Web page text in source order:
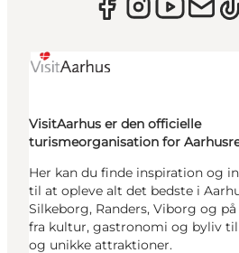
VisitAarhus er den officielle
turismeorganisation for
Her kan du finde inspiration og
til at opleve alt det bedste i
Silkeborg, Randers, Viborg og
fra kultur, gastronomi og byliv
og unikke attraktioner.